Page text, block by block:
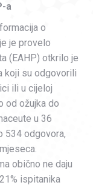
a
o
je provelo
(EAHP) otkrilo je
koji su odgovorili
ili u cijeloj
od ožujka do
u 36
534 odgovora,
obično ne daju
ispitanika